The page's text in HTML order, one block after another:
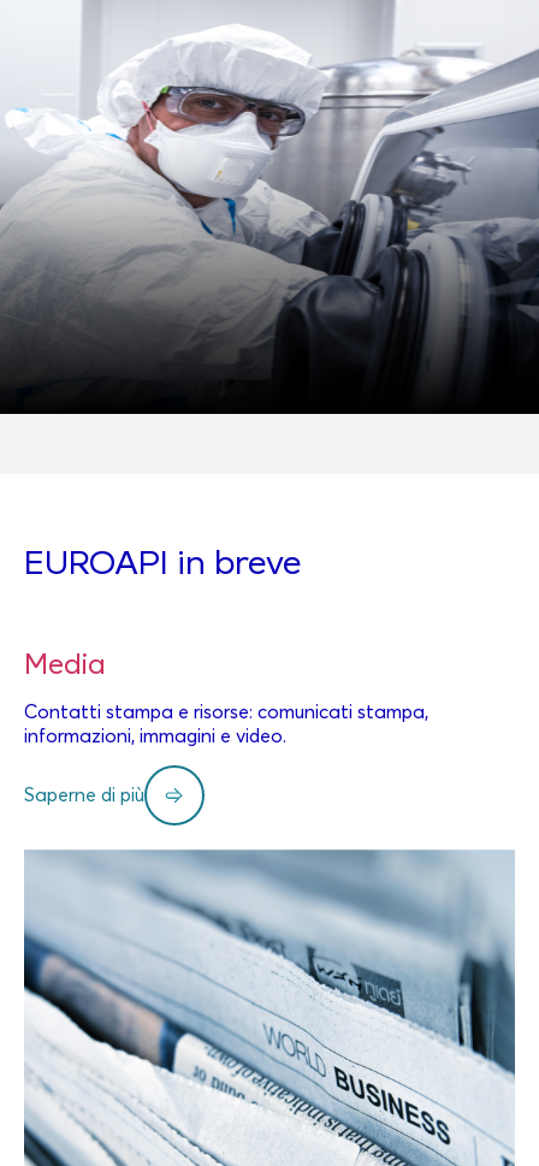
EUROAPI in breve
Media
Contatti stampa e risorse: comunicati stampa,
informazioni, immagini e video.
Saperne di più